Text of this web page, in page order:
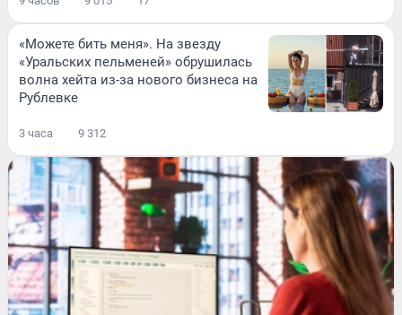
«Можете бить меня». На звезду
«Уральских пельменей» обрушилась
волна хейта из-за нового бизнеса на
Рублевке
3 часа 9 312